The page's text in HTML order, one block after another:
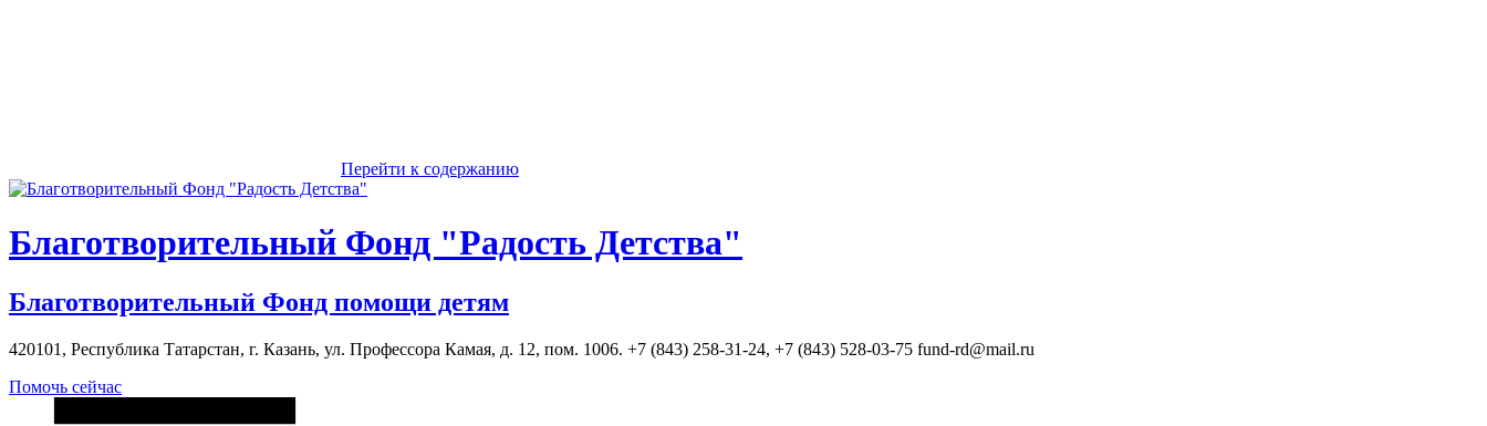
Перейти к содержанию
Благотворительный Фонд "Радость Детства"
Благотворительный Фонд помощи детям
420101, Республика Татарстан, г. Казань, ул. Профессора Камая, д. 12, пом. 1006. +7 (843) 258-31-24, +7 (843) 528-03-75 fund-rd@mail.ru
Помочь сейчас